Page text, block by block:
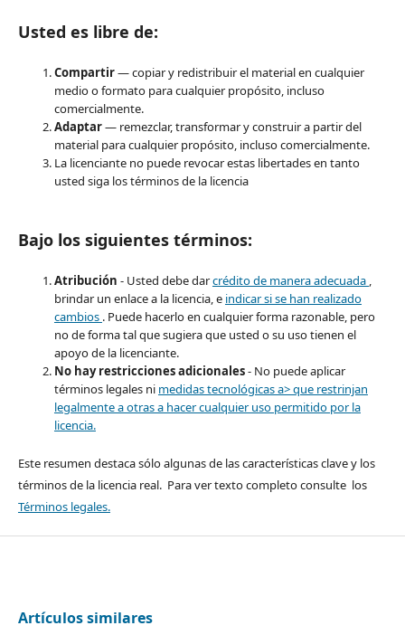
Usted es libre de:
Compartir— copiar y redistribuir el material en cualquier
medio o formato para cualquier propósito, incluso
comercialmente.
Adaptar— remezclar, transformar y construir a partir del
material para cualquier propósito, incluso comercialmente.
La licenciante no puede revocar estas libertades en tanto
usted siga los términos de la licencia
Bajo los siguientes términos:
Atribución - Usted debe darcrédito de manera adecuada ,
brindar un enlace a la licencia, e indicar si se han realizado
cambios . Puede hacerlo en cualquier forma razonable, pero
no de forma tal que sugiera que usted o su uso tienen el
apoyo de la licenciante.
No hay restricciones adicionales- No puede aplicar
términos legales ni medidas tecnológicas a> que restrinjan
legalmente a otras a hacer cualquier uso permitido por la
licencia.
Este resumen destaca sólo algunas de las características clave y los
términos de la licencia real. Para ver texto completo consulte los
Términos legales.
Artículos similares